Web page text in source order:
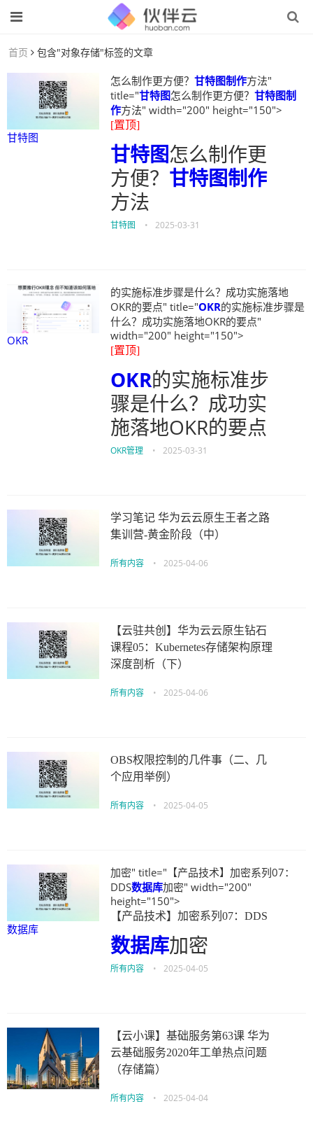
首页 包含"对象存储"标签的文章
甘特图
怎么制作更方便？ 甘特图制作方法"
title="甘特图怎么制作更方便？ 甘特图制
作方法" width="200" height="150">
[置顶]
甘特图怎么制作更
方便？ 甘特图制作
方法
甘特图 • 2025-03-31
OKR
的实施标准步骤是什么？成功实施落地
OKR的要点" title="OKR的实施标准步骤是
什么？成功实施落地OKR的要点"
width="200" height="150">
[置顶]
OKR的实施标准步
骤是什么？成功实
施落地OKR的要点
OKR管理 • 2025-03-31
学习笔记 华为云云原生王者之路
集训营-黄金阶段（中）
所有内容 • 2025-04-06
【云驻共创】华为云云原生钻石
课程05：Kubernetes存储架构原理
深度剖析（下）
所有内容 • 2025-04-06
OBS权限控制的几件事（二、几
个应用举例）
所有内容 • 2025-04-05
数据库
加密" title="【产品技术】加密系列07：
DDS数据库加密" width="200"
height="150">
【产品技术】加密系列07：DDS
数据库加密
所有内容 • 2025-04-05
【云小课】基础服务第63课 华为
云基础服务2020年工单热点问题
（存储篇）
所有内容 • 2025-04-04